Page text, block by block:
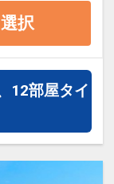
ドプール
割引料
ーを2本
ェット
気の
ルームか
選択
12部屋タイ